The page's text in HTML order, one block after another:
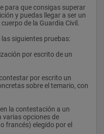
y puedas llegar a ser un
de la Guardia Civil.
siguientes pruebas:
sobre el temario, con
varias opciones de
francés) elegido por el